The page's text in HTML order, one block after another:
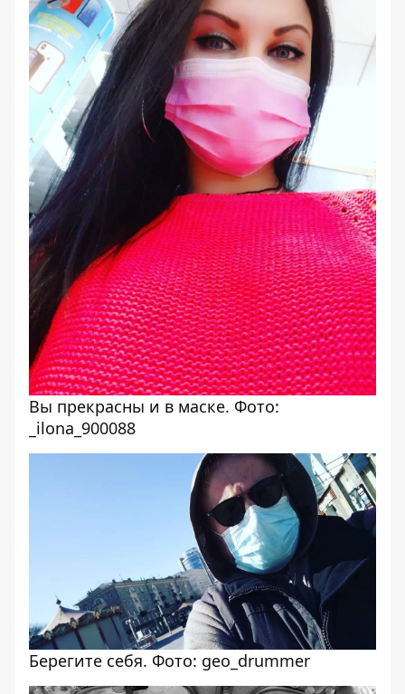
Вы прекрасны и в маске. Фото:
_ilona_900088
Берегите себя. Фото: geo_drummer